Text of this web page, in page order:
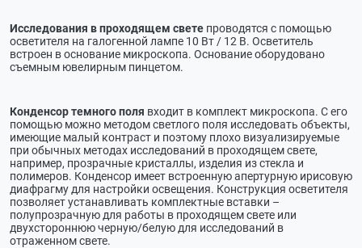
Исследования в проходящем свете проводятся с помощью
осветителя на галогенной лампе 10 Вт / 12 В. Осветитель
встроен в основание микроскопа. Основание оборудовано
съемным ювелирным пинцетом.
Конденсор темного поля входит в комплект микроскопа. С его
помощью можно методом светлого поля исследовать объекты,
имеющие малый контраст и поэтому плохо визуализируемые
при обычных методах исследований в проходящем свете,
например, прозрачные кристаллы, изделия из стекла и
полимеров. Конденсор имеет встроенную апертурную ирисовую
диафрагму для настройки освещения. Конструкция осветителя
позволяет устанавливать комплектные вставки –
полупрозрачную для работы в проходящем свете или
двухстороннюю черную/белую для исследований в
отраженном свете.